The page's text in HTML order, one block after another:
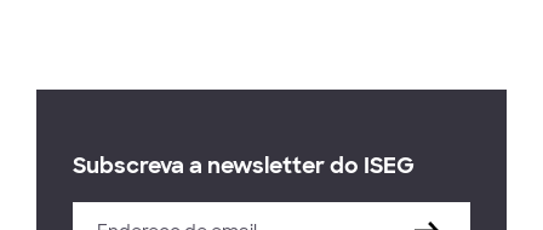
Subscreva a newsletter do ISEG